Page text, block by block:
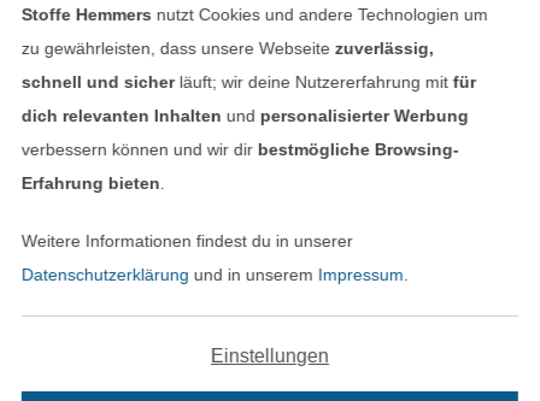
Impressum
AGB
Widerrufsrecht
In den deutschen Shop wechseln (aktuell
Stoffe Hemmers nutzt Cookies und andere Technologien um
zu gewährleisten, dass unsere Webseite zuverlässig,
schnell und sicherläuft; wir deine Nutzererfahrung mitfür
dich relevanten Inhalten und personalisierter Werbung
verbessern können und wir dir bestmögliche Browsing-
Erfahrung bieten
Weitere Informationen findest du in unserer
Datenschutzerklärung und in unserem Impressum
Einstellungen